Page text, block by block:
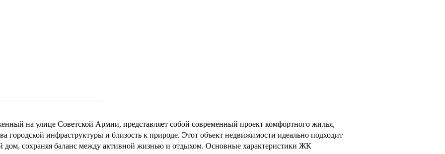
на улице Советской Армии, представляет собой современный проект комфортного жилья,
городской инфраструктуры и близость к природе. Этот объект недвижимости идеально подходит
дом, сохраняя баланс между активной жизнью и отдыхом. Основные характеристики ЖК